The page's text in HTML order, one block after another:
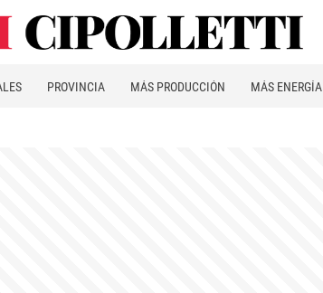
PROVINCIA MÁS PRODUCCIÓN MÁS ENERGÍA